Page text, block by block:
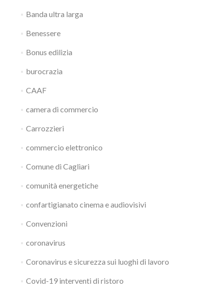
Banda ultra larga
Benessere
Bonus edilizia
burocrazia
CAAF
camera di commercio
Carrozzieri
commercio elettronico
Comune di Cagliari
comunità energetiche
confartigianato cinema e audiovisivi
Convenzioni
coronavirus
Coronavirus e sicurezza sui luoghi di lavoro
Covid-19 interventi di ristoro